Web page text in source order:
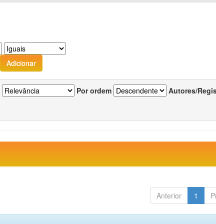
Por ordem Autores/
Anterior 1